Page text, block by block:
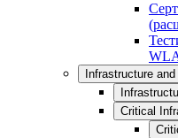
Infrastructure
Critical